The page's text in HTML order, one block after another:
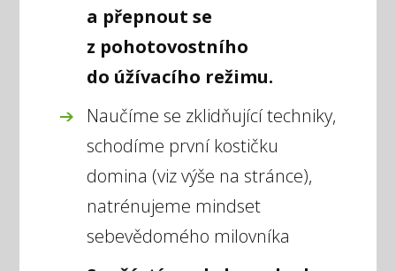
a přepnout se
z pohotovostního
do úžívacího režimu.
Naučíme se zklidňující techniky,
schodíme první kostičku
domina (viz výše na stránce),
natrénujeme mindset
sebevědomého milovníka